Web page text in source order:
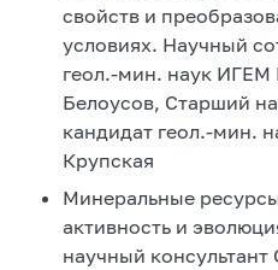
свойств и
условиях. Научный
геол.-мин. наук
Белоусов, Старший
кандидат геол.-мин.
Крупская
Минеральные
активность и
научный